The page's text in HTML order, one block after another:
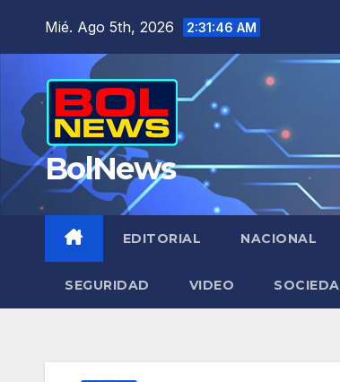
Mié. Ago 5th, 2026 2:31:47 AM
BolNews
EDITORIAL NACIONAL
SEGURIDAD VIDEO